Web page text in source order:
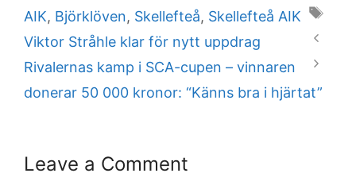
Tags
AIK, Björklöven, Skellefteå, Skellefteå AIK
Viktor Stråhle klar för nytt uppdrag
Rivalernas kamp i SCA-cupen – vinnaren
donerar 50 000 kronor: “Känns bra i hjärtat”
Leave a Comment